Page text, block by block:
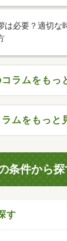
は必要？適切な
ラムをもっ
ムをもっと
条件から
す